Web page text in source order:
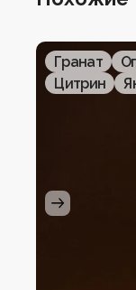
Гранат
Цитрин